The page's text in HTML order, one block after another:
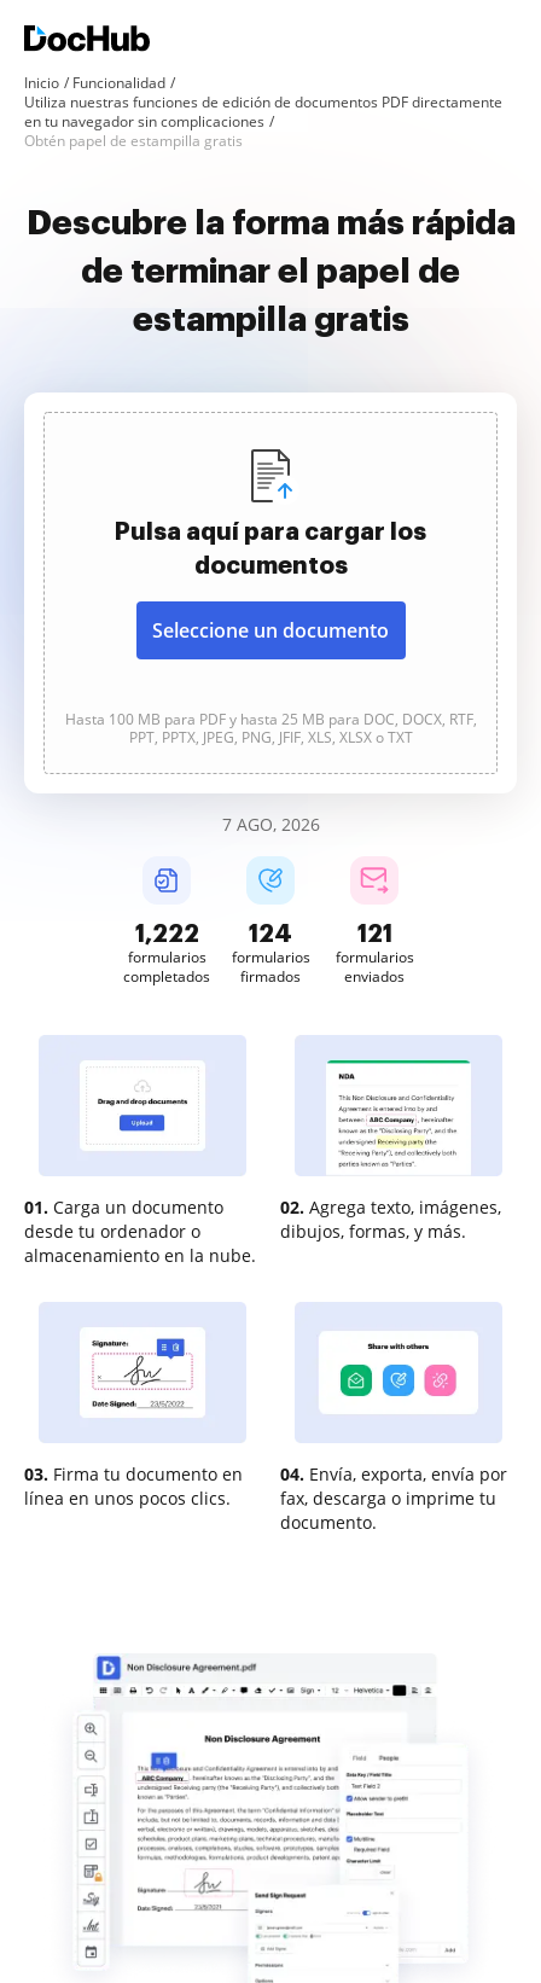
Inicio
Funcionalidad
Utiliza nuestras funciones de edición de documentos PDF directamente
en tu navegador sin complicaciones
Obtén papel de estampilla gratis
Descubre la forma más rápida
de terminar el papel de
estampilla gratis
Pulsa aquí para cargar los
documentos
Seleccione un documento
Hasta 100 MB para PDF y hasta 25 MB para DOC, DOCX, RTF,
PPT, PPTX, JPEG, PNG, JFIF, XLS, XLSX o TXT
7 AGO, 2026
1,222
formularios
completados
124
formularios
firmados
121
formularios
enviados
01. Carga un documento
desde tu ordenador o
almacenamiento en la nube.
02. Agrega texto, imágenes,
dibujos, formas, y más.
03. Firma tu documento en
línea en unos pocos clics.
04. Envía, exporta, envía por
fax, descarga o imprime tu
documento.